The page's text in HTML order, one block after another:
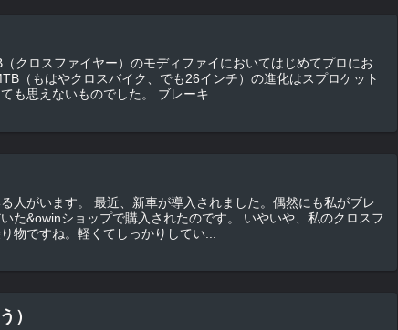
クロスファイヤー）のモディファイにおいてはじめてプロにお
の交換によるものだけとはとても思えないものでした。 ブレーキ...
されました。偶然にも私がブレ
ョップで購入されたのです。 いやいや、私のクロスフ
物ですね。軽くてしっかりしてい...
）